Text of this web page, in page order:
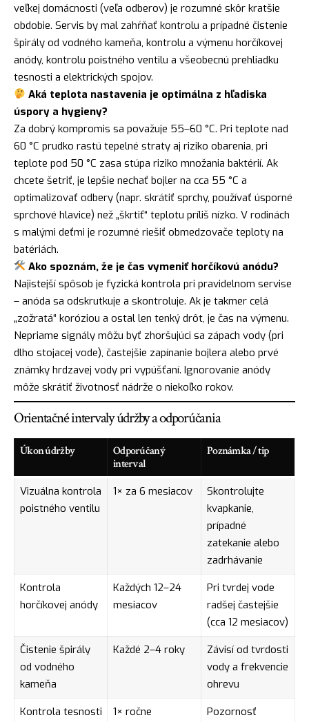
veľkej domácnosti (veľa odberov) je rozumné skôr kratšie
obdobie. Servis by mal zahŕňať kontrolu a prípadné čistenie
špirály od vodného kameňa, kontrolu a výmenu horčíkovej
anódy, kontrolu poistného ventilu a všeobecnú prehliadku
tesnosti a elektrických spojov.
Aká teplota nastavenia je optimálna z hľadiska
úspory a hygieny?
Za dobrý kompromis sa považuje 55–60 °C. Pri teplote nad
60 °C prudko rastú tepelné straty aj riziko obarenia, pri
teplote pod 50 °C zasa stúpa riziko množania baktérií. Ak
chcete šetriť, je lepšie nechať bojler na cca 55 °C a
optimalizovať odbery (napr. skrátiť sprchy, používať úsporné
sprchové hlavice) než „škrtiť“ teplotu príliš nízko. V rodinách
s malými deťmi je rozumné riešiť obmedzovače teploty na
batériách.
Ako spoznám, že je čas vymeniť horčíkovú anódu?
Najistejší spôsob je fyzická kontrola pri pravidelnom servise
– anóda sa odskrutkuje a skontroluje. Ak je takmer celá
„zožratá“ koróziou a ostal len tenký drôt, je čas na výmenu.
Nepriame signály môžu byť zhoršujúci sa zápach vody (pri
dlho stojacej vode), častejšie zapínanie bojlera alebo prvé
známky hrdzavej vody pri vypúšťaní. Ignorovanie anódy
môže skrátiť životnosť nádrže o niekoľko rokov.
Orientačné intervaly údržby a odporúčania
Úkon údržby
Odporúčaný
interval
Poznámka / tip
Vizuálna kontrola
poistného ventilu
1× za 6 mesiacov
Skontrolujte
kvapkanie,
prípadné
zatekanie alebo
zadrhávanie
Kontrola
horčíkovej anódy
Každých 12–24
mesiacov
Pri tvrdej vode
radšej častejšie
(cca 12 mesiacov)
Čistenie špirály
od vodného
kameňa
Každé 2–4 roky
Závisí od tvrdosti
vody a frekvencie
ohrevu
Kontrola tesnosti
1× ročne Pozornosť